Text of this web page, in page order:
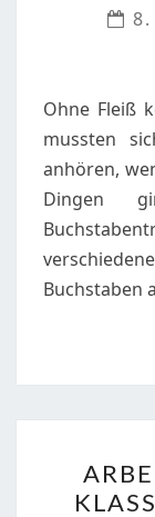
Ohne Fleiß
mussten
anhören,
Dingen
Buchstaben